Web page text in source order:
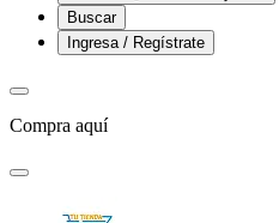
Buscar
Ingresa / Regístrate
Compra aquí